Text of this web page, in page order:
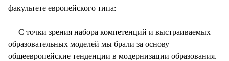
факультете европейского типа:
— С точки зрения набора компетенций и выстраиваемых
образовательных моделей мы брали за основу
общеевропейские тенденции в модернизации образования.